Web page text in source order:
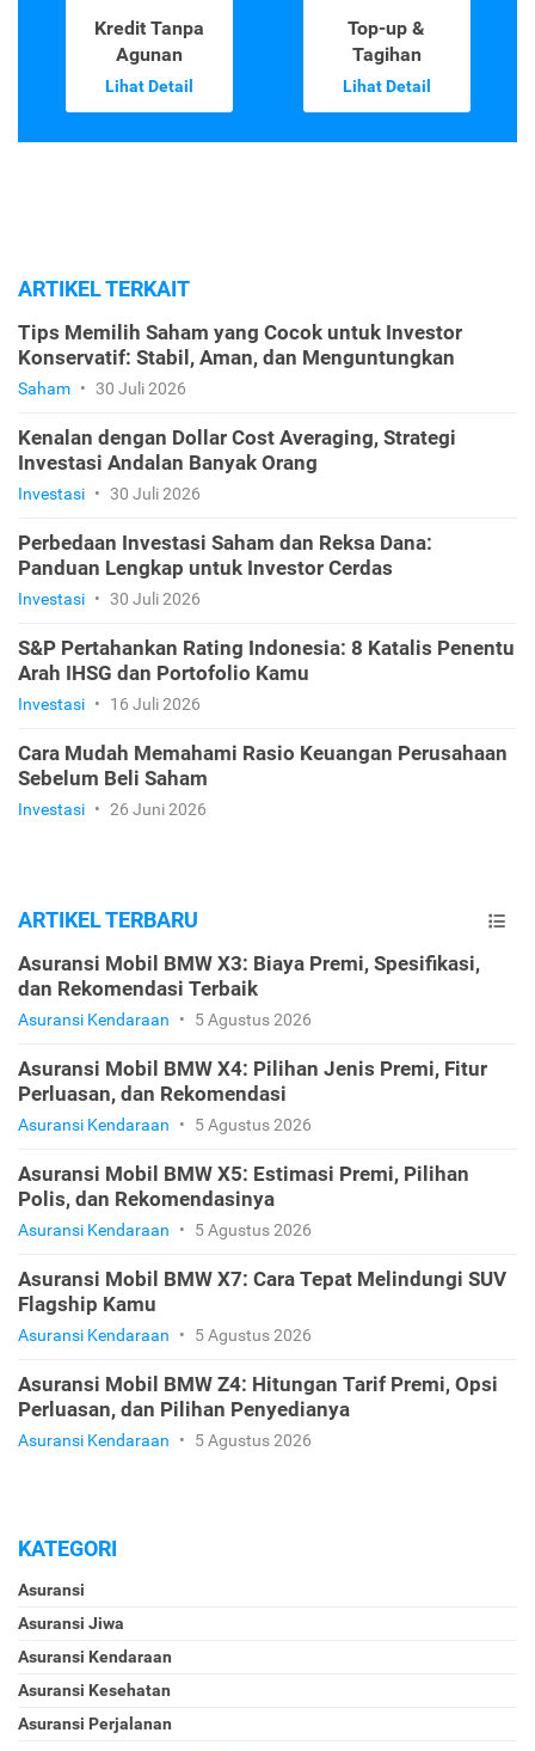
Kredit Tanpa
Agunan
Lihat Detail
Top-up &
Tagihan
Lihat Detail
ARTIKEL TERKAIT
Tips Memilih Saham yang Cocok untuk Investor
Konservatif: Stabil, Aman, dan Menguntungkan
Saham • 30 Juli 2026
Kenalan dengan Dollar Cost Averaging, Strategi
Investasi Andalan Banyak Orang
Investasi • 30 Juli 2026
Perbedaan Investasi Saham dan Reksa Dana:
Panduan Lengkap untuk Investor Cerdas
Investasi • 30 Juli 2026
S&P Pertahankan Rating Indonesia: 8 Katalis Penentu
Arah IHSG dan Portofolio Kamu
Investasi • 16 Juli 2026
Cara Mudah Memahami Rasio Keuangan Perusahaan
Sebelum Beli Saham
Investasi • 26 Juni 2026
ARTIKEL TERBARU
Asuransi Mobil BMW X3: Biaya Premi, Spesifikasi,
dan Rekomendasi Terbaik
Asuransi Kendaraan • 5 Agustus 2026
Asuransi Mobil BMW X4: Pilihan Jenis Premi, Fitur
Perluasan, dan Rekomendasi
Asuransi Kendaraan • 5 Agustus 2026
Asuransi Mobil BMW X5: Estimasi Premi, Pilihan
Polis, dan Rekomendasinya
Asuransi Kendaraan • 5 Agustus 2026
Asuransi Mobil BMW X7: Cara Tepat Melindungi SUV
Flagship Kamu
Asuransi Kendaraan • 5 Agustus 2026
Asuransi Mobil BMW Z4: Hitungan Tarif Premi, Opsi
Perluasan, dan Pilihan Penyedianya
Asuransi Kendaraan • 5 Agustus 2026
KATEGORI
Asuransi
Asuransi Jiwa
Asuransi Kendaraan
Asuransi Kesehatan
Asuransi Perjalanan